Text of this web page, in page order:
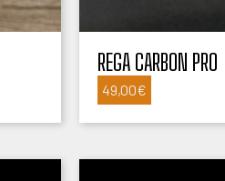
REGA CARBON PRO
49,00€